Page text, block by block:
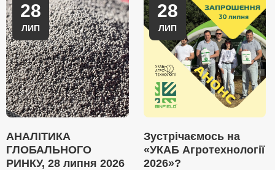
28
ЛИП
АНАЛІТИКА
ГЛОБАЛЬНОГО
РИНКУ, 28 липня 2026
28
ЛИП
Зустрічаємось на
«УКАБ Агротехнології
2026»?